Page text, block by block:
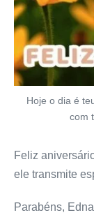
Hoje o dia é
com
Feliz
ele transmite
Parabéns,